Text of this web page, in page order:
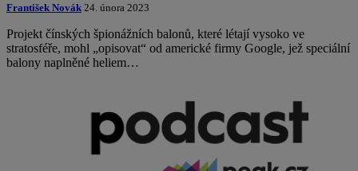
František Novák 24. února 2023
Projekt čínských špionážních balonů, které létají vysoko ve
stratosféře, mohl „opisovat“ od americké firmy Google, jež speciální
balony naplněné heliem…